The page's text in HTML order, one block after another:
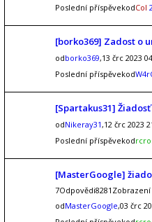
Poslední příspěvekodCol
[borko369] Zadost o
odborko369,13 črc 2023
Poslední příspěvekod
[Spartakus31]
odNikeray31,12 črc 2023
Poslední příspěvekod
[MasterGoogle]
7Odpovědi8281Zobrazení
odMasterGoogle,03 črc